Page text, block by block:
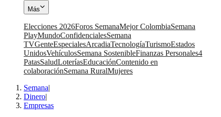
Más
Elecciones 2026Foros SemanaMejor ColombiaSemana
PlayMundoConfidencialesSemana
TVGenteEspecialesArcadiaTecnologíaTurismoEstados
UnidosVehículosSemana SostenibleFinanzas Personales4
PatasSaludLoteríasEducaciónContenido en
colaboraciónSemana RuralMujeres
Semana|
Dinero|
Empresas